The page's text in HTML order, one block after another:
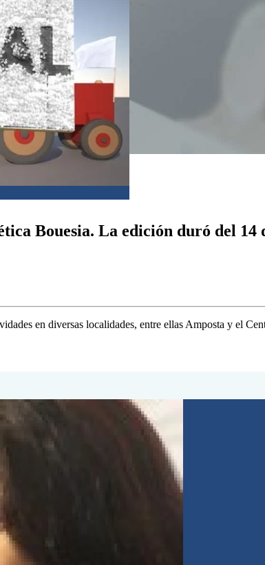
Bouesia. La edición duró del 14
en diversas localidades, entre ellas Amposta y el